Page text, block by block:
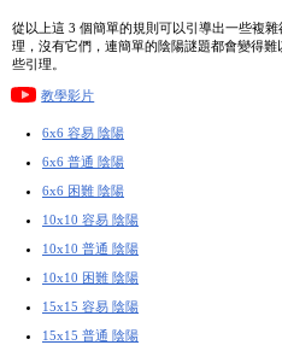
從以上這 3 個簡單的規則可以引導出一些複
理，沒有它們，連簡單的陰陽謎題都會變得
些引理。
教學影片
6x6 容易 陰陽
6x6 普通 陰陽
6x6 困難 陰陽
10x10 容易 陰陽
10x10 普通 陰陽
10x10 困難 陰陽
15x15 容易 陰陽
15x15 普通 陰陽